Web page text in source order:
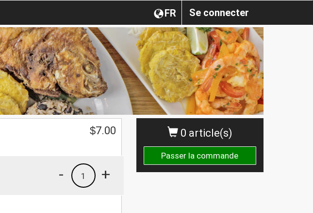
Se connecter
FR
0 article(s)
Passer la commande
$7.00
+
1
-